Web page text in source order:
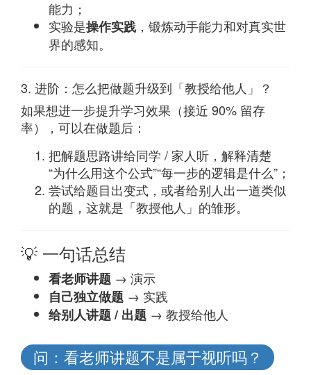
能力；
实验是操作实践 ，锻炼动手能力和对真实世
界的感知。
3. 进阶：怎么把做题升级到「教授给他人」？
如果想进一步提升学习效果（接近 90% 留存
率），可以在做题后：
把解题思路讲给同学 / 家人听，解释清楚
“为什么用这个公式”“每一步的逻辑是什么”；
尝试给题目出变式，或者给别人出一道类似
的题，这就是「教授他人」的雏形。
💡 一句话总结
看老师讲题 → 演示
自己独立做题 → 实践
给别人讲题 / 出题 → 教授给他人
问：看老师讲题不是属于视听吗？